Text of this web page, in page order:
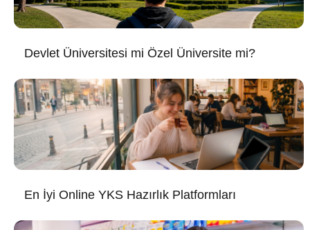
Devlet Üniversitesi mi Özel Üniversite mi?
En İyi Online YKS Hazırlık Platformları